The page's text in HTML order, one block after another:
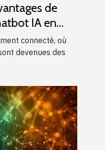
de
IA en
connecté, où
devenues des